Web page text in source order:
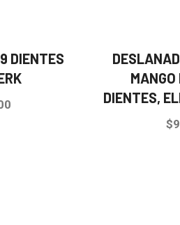
DIENTES
MANGO
DIENTES,
$